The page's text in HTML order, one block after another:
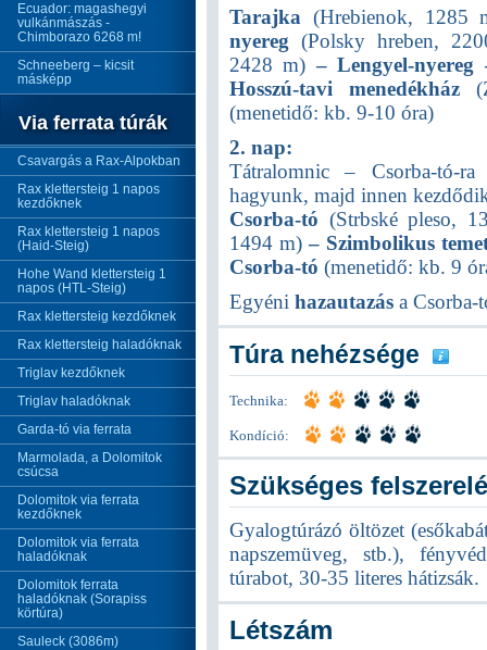
Ecuador: magashegyi
vulkánmászás -
Chimborazo 6268 m!
Schneeberg – kicsit
másképp
Via ferrata túrák
Csavargás a Rax-Alpokban
Rax klettersteig 1 napos
kezdőknek
Rax klettersteig 1 napos
(Haid-Steig)
Hohe Wand klettersteig 1
napos (HTL-Steig)
Rax klettersteig kezdőknek
Rax klettersteig haladóknak
Triglav kezdőknek
Triglav haladóknak
Garda-tó via ferrata
Marmolada, a Dolomitok
csúcsa
Dolomitok via ferrata
kezdőknek
Dolomitok via ferrata
haladóknak
Dolomitok ferrata
haladóknak (Sorapiss
körtúra)
Sauleck (3086m)
Tarajka (Hrebienok, 1285
nyereg (Polsky hreben,
2428 m)– Lengyel-nyereg
Hosszú-tavi menedékház
(menetidő: kb. 9-10 óra)
2. nap:
Tátralomnic – Csorba-tó-
hagyunk, majd innen
Csorba-tó (Strbské pleso,
1494 m)– Szimbolikus
Csorba-tó (menetidő: kb. 9
Egyéni hazautazás a Csorba-
Túra nehézsége
Technika:
Kondíció:
Szükséges
Gyalogtúrázó öltözet
napszemüveg, stb.),
túrabot, 30-35 literes hátizsák.
Létszám